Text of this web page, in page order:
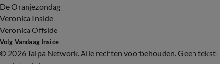
De Oranjezondag
Veronica Inside
Veronica Offside
Volg Vandaag Inside
© 2026 Talpa Network. Alle rechten voorbehouden. Geen tekst-